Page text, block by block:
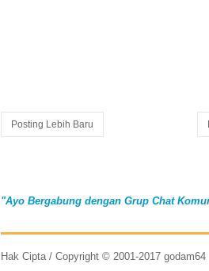
Posting Lebih Baru
"Ayo Bergabung dengan Grup Chat
Hak Cipta / Copyright © 2001-2017 godam64